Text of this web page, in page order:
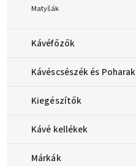
Matyšák
Kávéfőzők
Kávéscsészék és Poharak
Kiegészítők
Kávé kellékek
Márkák